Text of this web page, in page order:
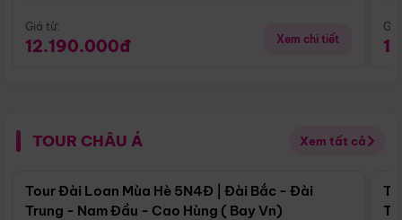
Giá từ:
12.190.000đ Xem chi tiết
TOUR CHÂU Á Xem tất cả
Điểm nổi bật
Tour Đài Loan Mùa Hè 5N4Đ | Đài Bắc - Đài
Trung - Nam Đầu - Cao Hùng ( Bay Vn)